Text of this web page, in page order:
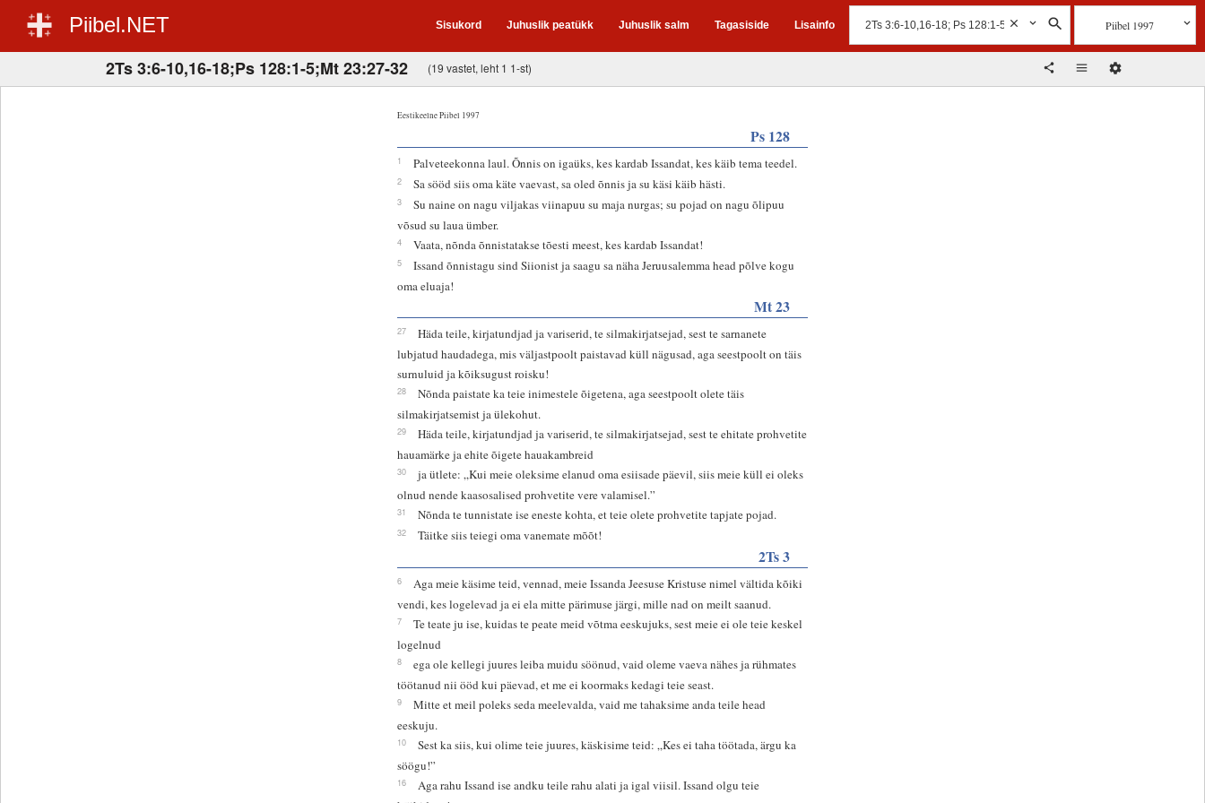
Piibel.NET Sisukord Juhuslik peatükk Juhuslik salm Tagasiside Lisainfo Piibel 1997
2Ts 3:6-10,16-18;Ps 128:1-5;Mt 23:27-32 (19 vastet, leht 1 1-st)
Eestikeelne Piibel 1997
Ps 128
1 Palveteekonna laul. Õnnis on igaüks, kes kardab Issandat, kes käib tema teedel.
2 Sa sööd siis oma käte vaevast, sa oled õnnis ja su käsi käib hästi.
3
Su naine on nagu viljakas viinapuu su maja nurgas; su pojad on nagu õlipuu
võsud su laua ümber.
4 Vaata, nõnda õnnistatakse tõesti meest, kes kardab Issandat!
5
Issand õnnistagu sind Siionist ja saagu sa näha Jeruusalemma head põlve kogu
oma eluaja!
Mt 23
27
Häda teile, kirjatundjad ja variserid, te silmakirjatsejad, sest te sarnanete
lubjatud haudadega, mis väljastpoolt paistavad küll nägusad, aga seestpoolt on täis
surnuluid ja kõiksugust roisku!
28
Nõnda paistate ka teie inimestele õigetena, aga seestpoolt olete täis
silmakirjatsemist ja ülekohut.
29
Häda teile, kirjatundjad ja variserid, te silmakirjatsejad, sest te ehitate prohvetite
hauamärke ja ehite õigete hauakambreid
30
ja ütlete: „Kui meie oleksime elanud oma esiisade päevil, siis meie küll ei oleks
olnud nende kaasosalised prohvetite vere valamisel.”
31 Nõnda te tunnistate ise eneste kohta, et teie olete prohvetite tapjate pojad.
32 Täitke siis teiegi oma vanemate mõõt!
2Ts 3
6
Aga meie käsime teid, vennad, meie Issanda Jeesuse Kristuse nimel vältida kõiki
vendi, kes logelevad ja ei ela mitte pärimuse järgi, mille nad on meilt saanud.
7
Te teate ju ise, kuidas te peate meid võtma eeskujuks, sest meie ei ole teie keskel
logelnud
8
ega ole kellegi juures leiba muidu söönud, vaid oleme vaeva nähes ja rühmates
töötanud nii ööd kui päevad, et me ei koormaks kedagi teie seast.
9
Mitte et meil poleks seda meelevalda, vaid me tahaksime anda teile head
eeskuju.
10
Sest ka siis, kui olime teie juures, käskisime teid: „Kes ei taha töötada, ärgu ka
söögu!”
16
Aga rahu Issand ise andku teile rahu alati ja igal viisil. Issand olgu teie